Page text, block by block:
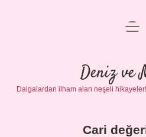
Gizlilik
Yasal
Deniz ve
Dalgalardan ilham alan neşeli hikayeler!
Cari